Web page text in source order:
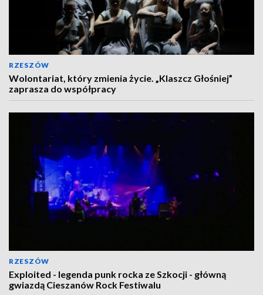
RZESZÓW
Wolontariat, który zmienia życie. „Klaszcz Głośniej”
zaprasza do współpracy
RZESZÓW
Exploited - legenda punk rocka ze Szkocji - główną
gwiazdą Cieszanów Rock Festiwalu